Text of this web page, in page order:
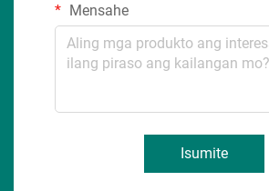
Mensahe
Isumite